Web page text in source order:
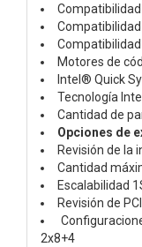
Compatibilidad
Motores de
Intel® Quick
Tecnología
Cantidad de
Opciones de
Revisión de la
Cantidad
Escalabilidad
Revisión de
2x8+4